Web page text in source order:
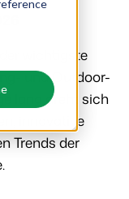
Website.
wichtigste
und Outdoor-
lang dreht sich
innovative
Trends der